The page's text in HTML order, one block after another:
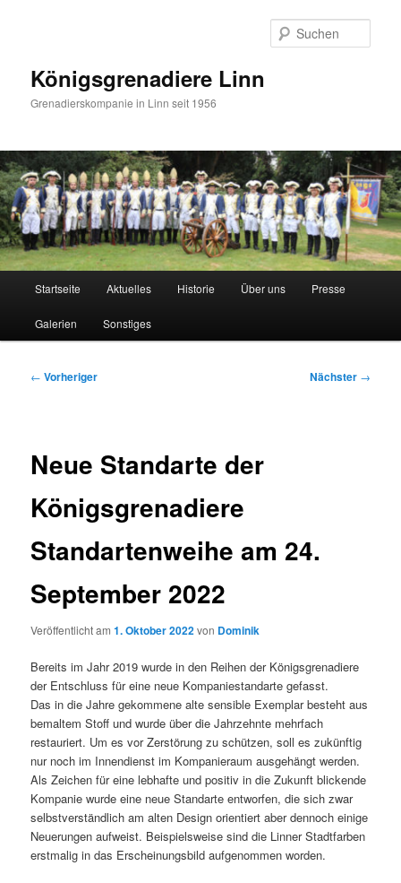
Königsgrenadiere Linn
Grenadierskompanie in Linn seit 1956
Startseite Aktuelles Historie Über uns Presse
Galerien Sonstiges
Beitragsnavigation
← Vorheriger Nächster →
Neue Standarte der
Königsgrenadiere
Standartenweihe am 24.
September 2022
Veröffentlicht am1. Oktober 2022von Dominik
Bereits im Jahr 2019 wurde in den Reihen der Königsgrenadiere
der Entschluss für eine neue Kompaniestandarte gefasst.
Das in die Jahre gekommene alte sensible Exemplar besteht aus
bemaltem Stoff und wurde über die Jahrzehnte mehrfach
restauriert. Um es vor Zerstörung zu schützen, soll es zukünftig
nur noch im Innendienst im Kompanieraum ausgehängt werden.
Als Zeichen für eine lebhafte und positiv in die Zukunft blickende
Kompanie wurde eine neue Standarte entworfen, die sich zwar
selbstverständlich am alten Design orientiert aber dennoch einige
Neuerungen aufweist. Beispielsweise sind die Linner Stadtfarben
erstmalig in das Erscheinungsbild aufgenommen worden.